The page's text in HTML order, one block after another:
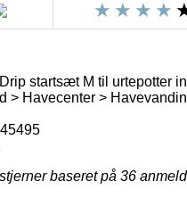
startsæt M til urtepotter
> Havecenter >
baseret på 36